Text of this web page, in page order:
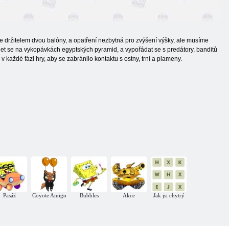
dvou balóny, a opatření nezbytná pro zvýšení výšky, ale musíme
se na vykopávkách egyptských pyramid, a vypořádat se s predátory, banditů
fázi hry, aby se zabránilo kontaktu s ostny, trní a plameny.
Pasáž Coyote Amigo Bubbles Akce Jak jsi chytrý